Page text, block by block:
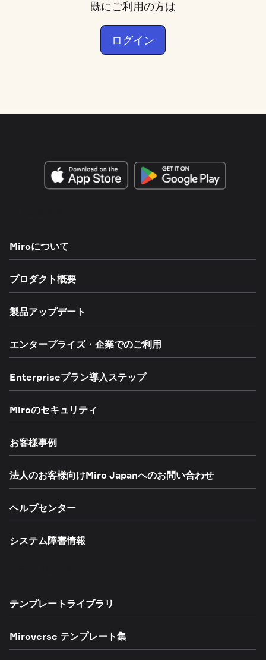
既にご利用の方は
ログイン
Miroについて
プロダクト概要
製品アップデート
エンタープライズ・企業でのご利用
Enterpriseプラン導入ステップ
Miroのセキュリティ
お客様事例
法人のお客様向けMiro Japanへのお問い合わせ
ヘルプセンター
システム障害情報
テンプレートライブラリ
Miroverse テンプレート集